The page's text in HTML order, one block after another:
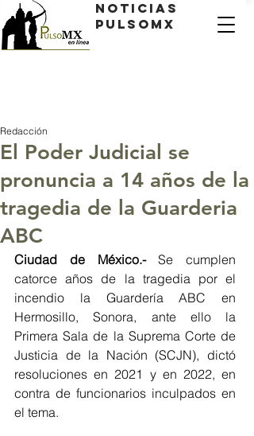
Noticias
PulsoMX
El Poder Judicial se
pronuncia a 14 años de la
tragedia de la Guarderia
ABC
Redacción
Ciudad de México.- Se cumplen
catorce años de la tragedia por el
incendio la Guardería ABC en
Hermosillo, Sonora, ante ello la
Primera Sala de la Suprema Corte de
Justicia de la Nación (SCJN), dictó
resoluciones en 2021 y en 2022, en
contra de funcionarios inculpados en
el tema.